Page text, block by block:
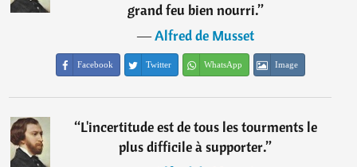
grand feu bien nourri.”
―Alfred de Musset
Facebook Twitter WhatsApp Image
“L'incertitude est de tous les tourments le
plus difficile à supporter.”